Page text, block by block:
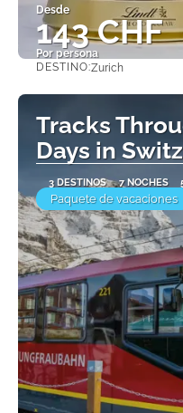
Desde
143 CHF
Por persona
DESTINO:Zurich
Tracks
Days in
3 DESTINOS 7 NOCHES
Paquete de vacaciones